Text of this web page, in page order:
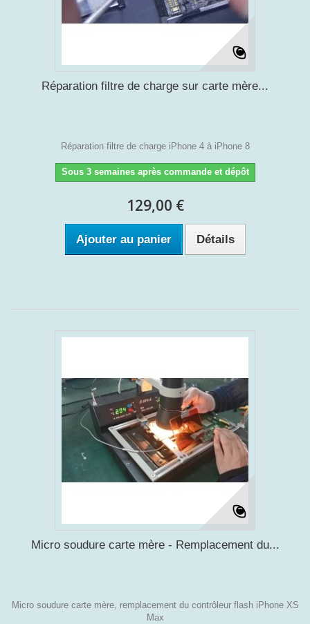
Réparation filtre de charge sur carte mère...
Réparation filtre de charge iPhone 4 à iPhone 8
Sous 3 semaines après commande et dépôt
129,00 €
Ajouter au panier Détails
Micro soudure carte mère - Remplacement du...
Micro soudure carte mère, remplacement du contrôleur flash iPhone XS
Max